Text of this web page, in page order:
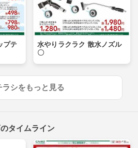
プテ
水やりラクラク 散水ノズル
〇
ラシをもっと見る
タイムライン